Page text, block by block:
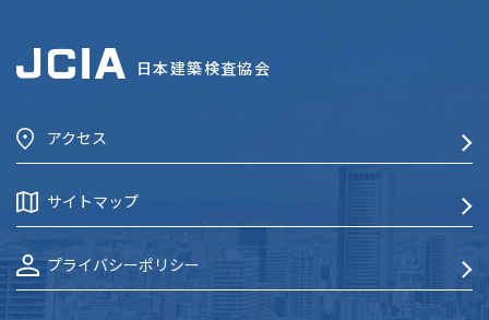
日本建築検査協会
アクセス
サイトマップ
プライバシーポリシー